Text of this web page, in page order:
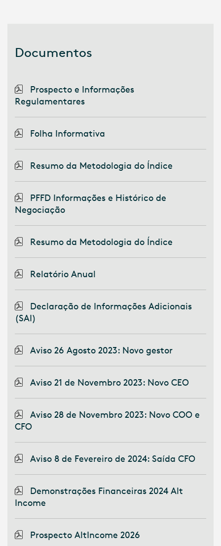
Documentos
Prospecto e Informações
Regulamentares
Folha Informativa
Resumo da Metodologia do Índice
PFFD Informações e Histórico de
Negociação
Resumo da Metodologia do Índice
Relatório Anual
Declaração de Informações Adicionais
(SAI)
Aviso 26 Agosto 2023: Novo gestor
Aviso 21 de Novembro 2023: Novo CEO
Aviso 28 de Novembro 2023: Novo COO e
CFO
Aviso 8 de Fevereiro de 2024: Saída CFO
Demonstrações Financeiras 2024 Alt
Income
Prospecto AltIncome 2026